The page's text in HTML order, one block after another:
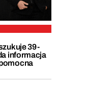
39-
informacja